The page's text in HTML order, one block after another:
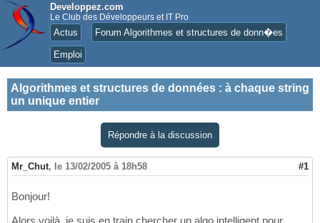
Developpez.com
Le Club des Développeurs et IT Pro
Actus Forum Algorithmes et structures de donn�es
Emploi
Algorithmes et structures de données : à chaque string
un unique entier
Répondre à la discussion
Mr_Chut, le 13/02/2005 à 18h58 #1
Bonjour!